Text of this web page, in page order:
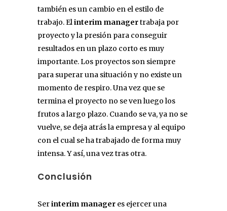
también es un cambio en el estilo de
trabajo. Elinterim managertrabaja por
proyecto y la presión para conseguir
resultados en un plazo corto es muy
importante. Los proyectos son siempre
para superar una situación y no existe un
momento de respiro. Una vez que se
termina el proyecto no se ven luego los
frutos a largo plazo. Cuando se va, ya no se
vuelve, se deja atrás la empresa y al equipo
con el cual se ha trabajado de forma muy
intensa. Y así, una vez tras otra.
Conclusión
Serinterim manager es ejercer una